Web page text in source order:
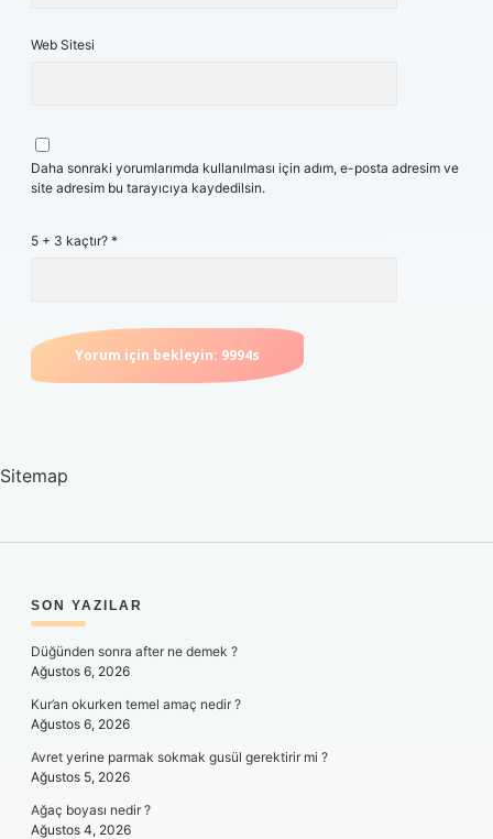
Web Sitesi
Daha sonraki yorumlarımda kullanılması için adım, e-posta adresim ve
site adresim bu tarayıcıya kaydedilsin.
5 + 3 kaçtır? *
Sitemap
SIDEBAR
SON YAZILAR
Düğünden sonra after ne demek ?
Ağustos 6, 2026
Kur’an okurken temel amaç nedir ?
Ağustos 6, 2026
Avret yerine parmak sokmak gusül gerektirir mi ?
Ağustos 5, 2026
Ağaç boyası nedir ?
Ağustos 4, 2026